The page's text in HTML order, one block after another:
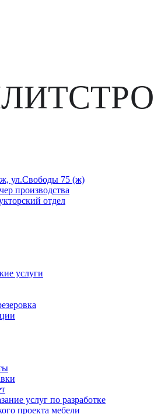
ул.Свободы 75 (ж)
производства
отдел
услуги
услуг по разработке
проекта мебели